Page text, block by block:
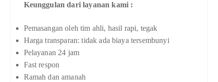
Keunggulan dari layanan kami :
Pemasangan oleh tim ahli, hasil rapi, tegak
Harga transparan: tidak ada biaya tersembunyi
Pelayanan 24 jam
Fast respon
Ramah dan amanah